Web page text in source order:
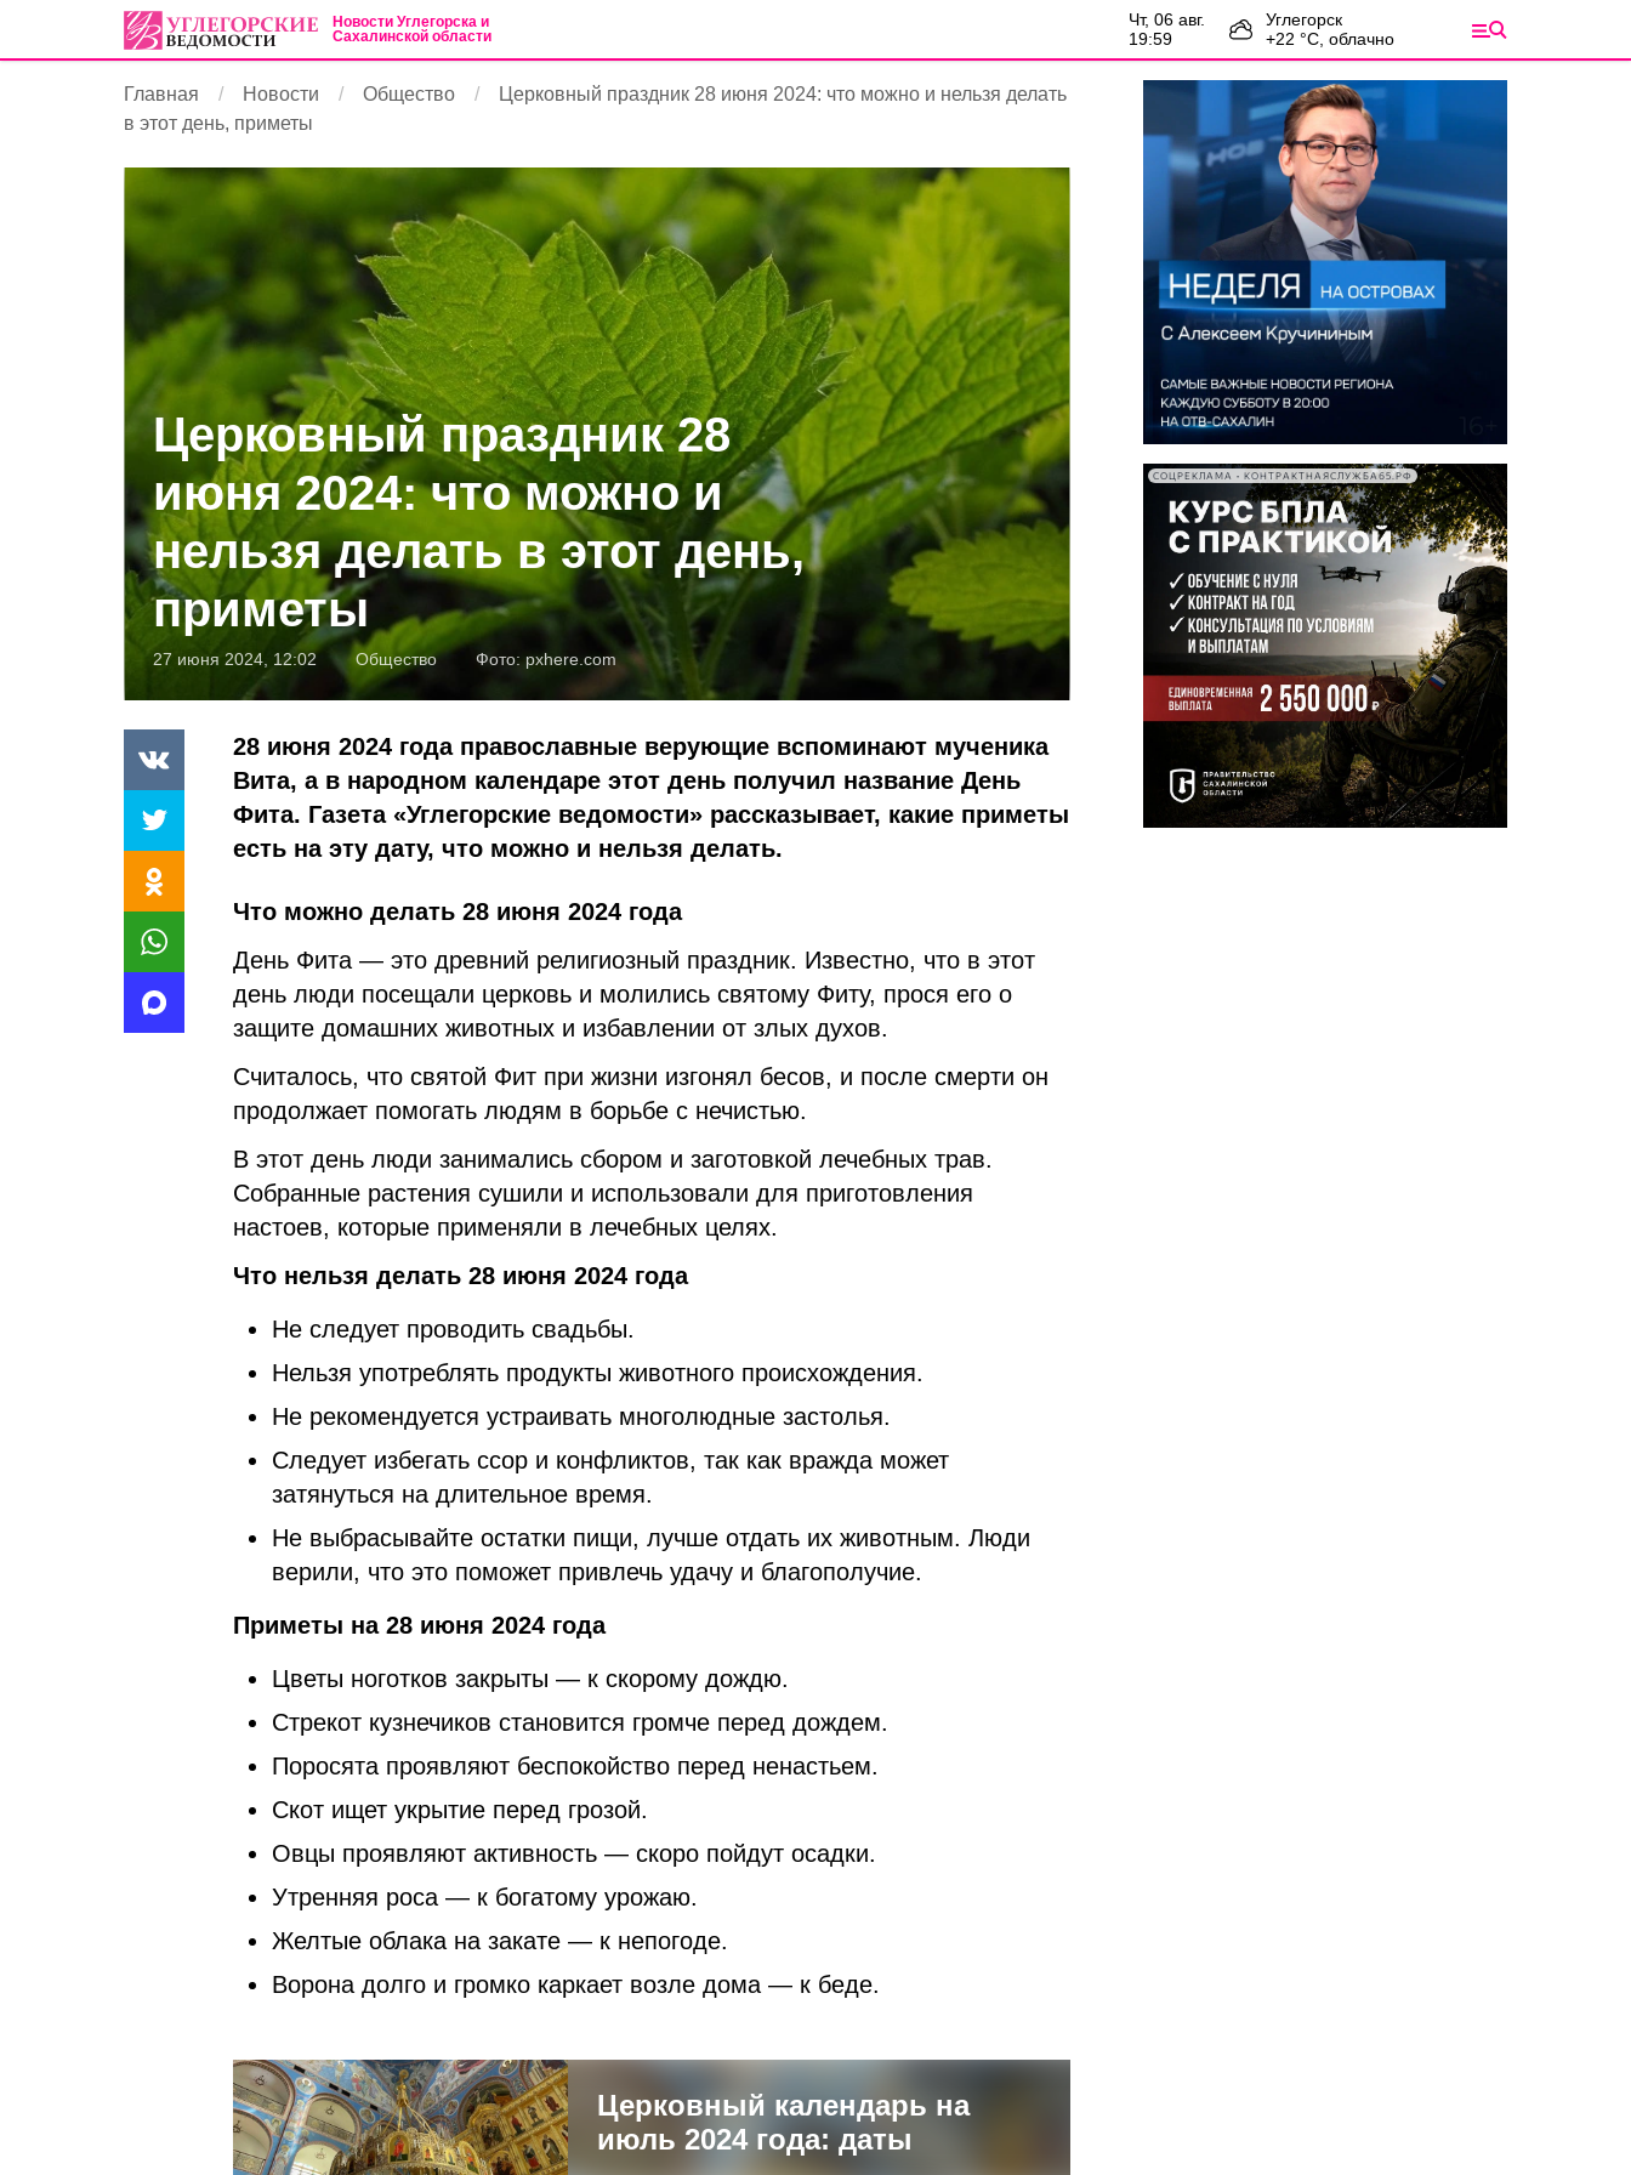
Новости Углегорска и
Сахалинской области
чт, 06 авг.
19:59
Углегорск
+22 °С, облачно
Главная Новости Общество
Церковный праздник 28 июня 2024: что можно и нельзя делать
в этот день, приметы
Церковный праздник 28
июня 2024: что можно и
нельзя делать в этот день,
приметы
27 июня 2024, 12:02 Общество Фото: pxhere.com
28 июня 2024 года православные верующие вспоминают мученика
Вита, а в народном календаре этот день получил название День
Фита. Газета «Углегорские ведомости» рассказывает, какие приметы
есть на эту дату, что можно и нельзя делать.
Что можно делать 28 июня 2024 года
День Фита — это древний религиозный праздник. Известно, что в этот
день люди посещали церковь и молились святому Фиту, прося его о
защите домашних животных и избавлении от злых духов.
Считалось, что святой Фит при жизни изгонял бесов, и после смерти он
продолжает помогать людям в борьбе с нечистью.
В этот день люди занимались сбором и заготовкой лечебных трав.
Собранные растения сушили и использовали для приготовления
настоев, которые применяли в лечебных целях.
Что нельзя делать 28 июня 2024 года
Не следует проводить свадьбы.
Нельзя употреблять продукты животного происхождения.
Не рекомендуется устраивать многолюдные застолья.
Следует избегать ссор и конфликтов, так как вражда может
затянуться на длительное время.
Не выбрасывайте остатки пищи, лучше отдать их животным. Люди
верили, что это поможет привлечь удачу и благополучие.
Приметы на 28 июня 2024 года
Цветы ноготков закрыты — к скорому дождю.
Стрекот кузнечиков становится громче перед дождем.
Поросята проявляют беспокойство перед ненастьем.
Скот ищет укрытие перед грозой.
Овцы проявляют активность — скоро пойдут осадки.
Утренняя роса — к богатому урожаю.
Желтые облака на закате — к непогоде.
Ворона долго и громко каркает возле дома — к беде.
Церковный календарь на
июль 2024 года: даты
СОЦРЕКЛАМА • КОНТРАКТНАЯСЛУЖБА65.РФ